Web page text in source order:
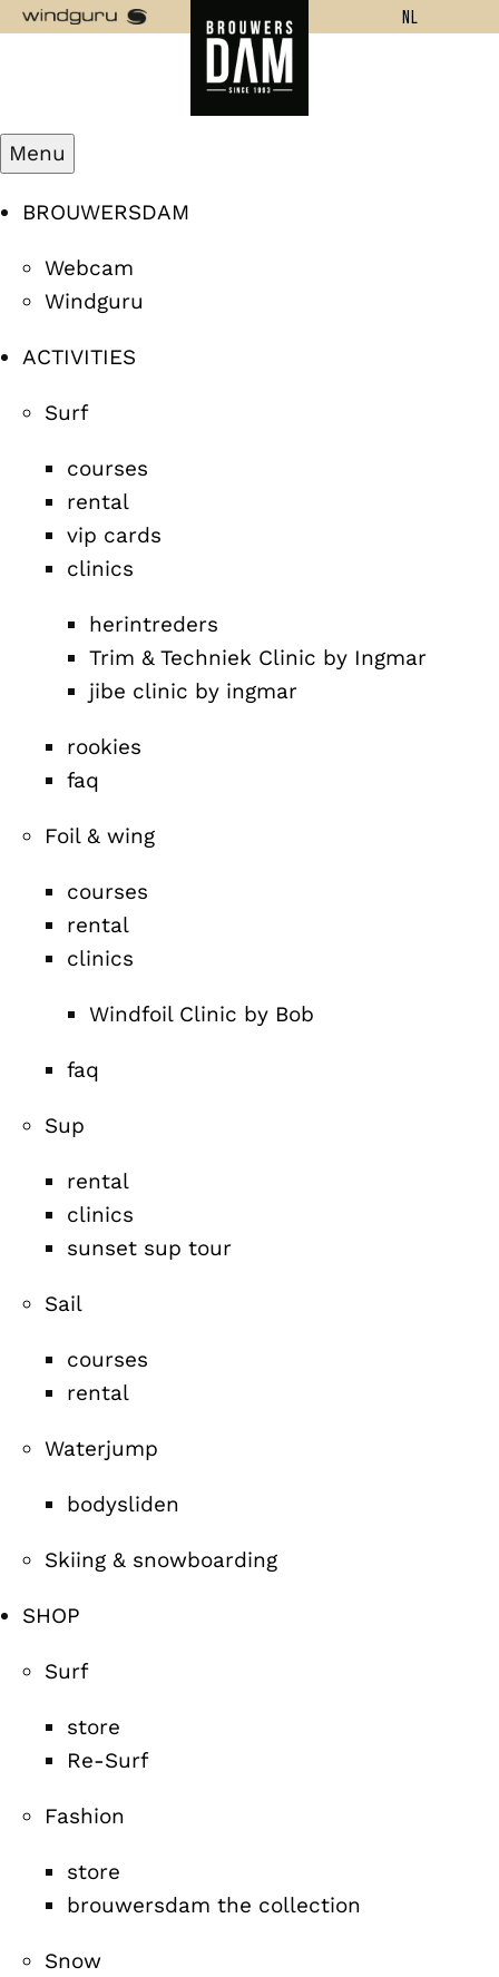
NL
Menu
BROUWERSDAM
Webcam
Windguru
ACTIVITIES
Surf
courses
rental
vip cards
clinics
herintreders
Trim & Techniek Clinic by Ingmar
jibe clinic by ingmar
rookies
faq
Foil & wing
courses
rental
clinics
Windfoil Clinic by Bob
faq
Sup
rental
clinics
sunset sup tour
Sail
courses
rental
Waterjump
bodysliden
Skiing & snowboarding
SHOP
Surf
store
Re-Surf
Fashion
store
brouwersdam the collection
Snow